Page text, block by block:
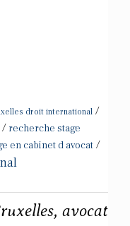
droit international /
/ recherche stage
en cabinet d avocat /
avocat